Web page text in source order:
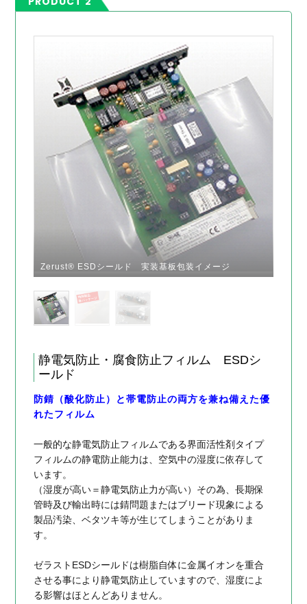
Zerust® ESDシールド 実装基板包装イメージ
静電気防止・腐食防止フィルム ESDシ
ールド
防錆（酸化防止）と帯電防止の両方を兼ね備えた優
れたフィルム
一般的な静電気防止フィルムである界面活性剤タイプ
フィルムの静電防止能力は、空気中の湿度に依存して
います。
（湿度が高い＝静電気防止力が高い）その為、長期保
管時及び輸出時には錆問題またはブリード現象による
製品汚染、ベタツキ等が生じてしまうことがありま
す。
ゼラストESDシールドは樹脂自体に金属イオンを重合
させる事により静電気防止していますので、湿度によ
る影響はほとんどありません。